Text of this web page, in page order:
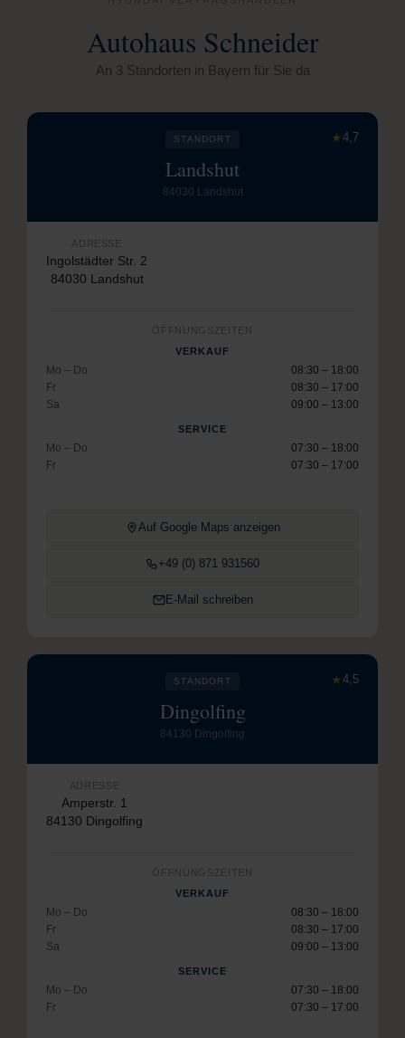
Autohaus Schneider
An 3 Standorten in Bayern für Sie da
★4,7
STANDORT
Landshut
84030 Landshut
ADRESSE
Ingolstädter Str. 2
84030 Landshut
ÖFFNUNGSZEITEN
VERKAUF
Mo – Do
08:30 – 18:00
Fr
08:30 – 17:00
Sa
09:00 – 13:00
SERVICE
Mo – Do
07:30 – 18:00
Fr
07:30 – 17:00
Auf Google Maps anzeigen
+49 (0) 871 931560
E-Mail schreiben
★4,5
STANDORT
Dingolfing
84130 Dingolfing
ADRESSE
Amperstr. 1
84130 Dingolfing
ÖFFNUNGSZEITEN
VERKAUF
Mo – Do
08:30 – 18:00
Fr
08:30 – 17:00
Sa
09:00 – 13:00
SERVICE
Mo – Do
07:30 – 18:00
Fr
07:30 – 17:00